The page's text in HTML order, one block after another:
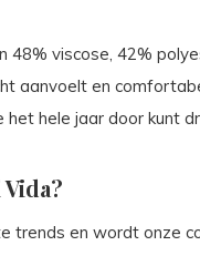
48% viscose, 42%
aanvoelt en
hele jaar door kunt
trends en wordt onze